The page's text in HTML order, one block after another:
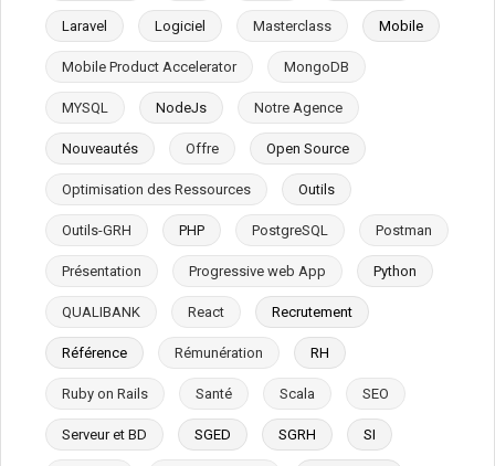
Laravel Logiciel Masterclass Mobile
Mobile Product Accelerator MongoDB
MYSQL NodeJs Notre Agence
Nouveautés Offre Open Source
Optimisation des Ressources Outils
Outils-GRH PHP PostgreSQL Postman
Présentation Progressive web App Python
QUALIBANK React Recrutement
Référence Rémunération RH
Ruby on Rails Santé Scala SEO
Serveur et BD SGED SGRH SI